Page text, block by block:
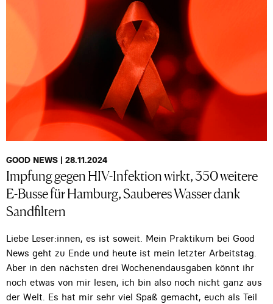
GOOD NEWS | 28.11.2024
Impfung gegen HIV-Infektion wirkt, 350 weitere
E-Busse für Hamburg, Sauberes Wasser dank
Sandfiltern
Liebe Leser:innen, es ist soweit. Mein Praktikum bei Good
News geht zu Ende und heute ist mein letzter Arbeitstag.
Aber in den nächsten drei Wochenendausgaben könnt ihr
noch etwas von mir lesen, ich bin also noch nicht ganz aus
der Welt. Es hat mir sehr viel Spaß gemacht, euch als Teil